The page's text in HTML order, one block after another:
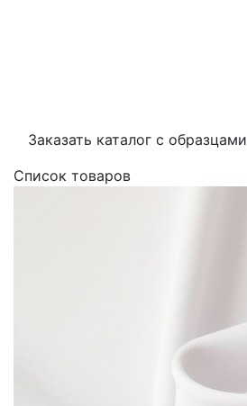
Заказать каталог с образцами
Список товаров